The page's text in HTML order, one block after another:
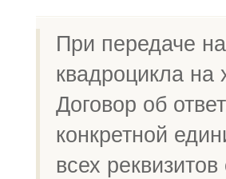
При передаче
квадроцикла
Договор об
конкретной
всех